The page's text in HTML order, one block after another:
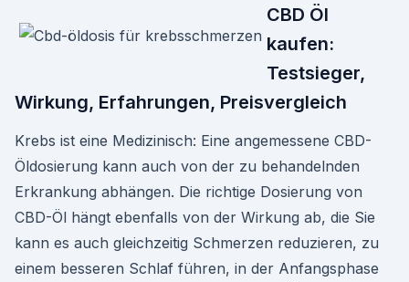
CBD Öl
kaufen:
Testsieger,
Wirkung, Erfahrungen, Preisvergleich
Krebs ist eine Medizinisch: Eine angemessene CBD-
Öldosierung kann auch von der zu behandelnden
Erkrankung abhängen. Die richtige Dosierung von
CBD-Öl hängt ebenfalls von der Wirkung ab, die Sie
kann es auch gleichzeitig Schmerzen reduzieren, zu
einem besseren Schlaf führen, in der Anfangsphase